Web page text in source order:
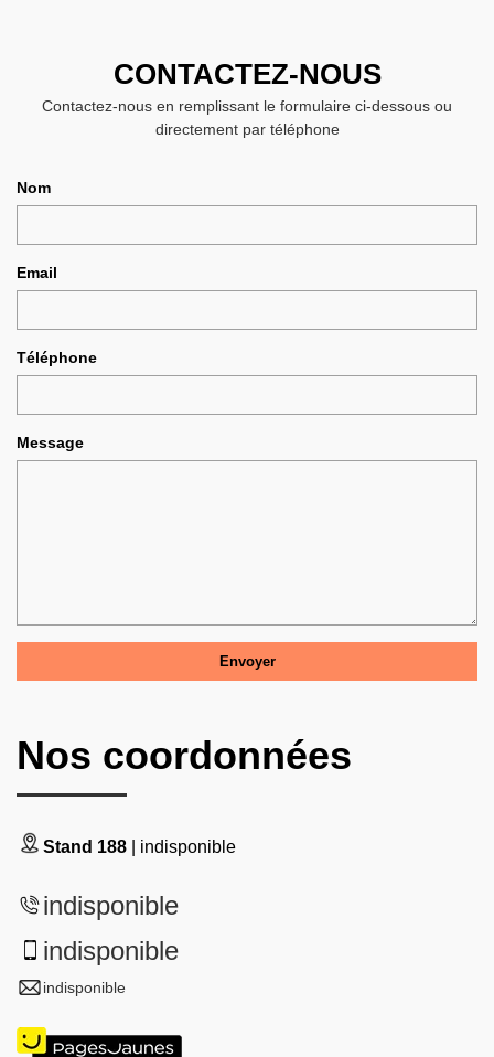
CONTACTEZ-NOUS
Contactez-nous en remplissant le formulaire ci-dessous ou
directement par téléphone
Nom
Email
Téléphone
Message
Nos coordonnées
Stand 188 | indisponible
indisponible
indisponible
indisponible